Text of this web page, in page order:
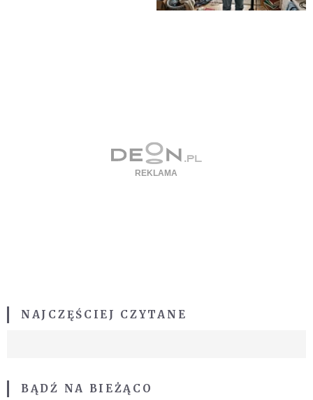
NAJCZĘŚCIEJ CZYTANE
BĄDŹ NA BIEŻĄCO